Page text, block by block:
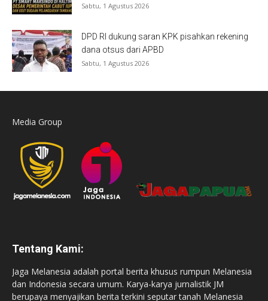
Sabtu, 1 Agustus 2026
DPD RI dukung saran KPK pisahkan rekening
dana otsus dari APBD
Sabtu, 1 Agustus 2026
Media Group
Tentang Kami:
Jaga Melanesia adalah portal berita khusus rumpun Melanesia
dan Indonesia secara umum. Karya-karya jurnalistik JM
berupaya menyajikan berita terkini seputar tanah Melanesia